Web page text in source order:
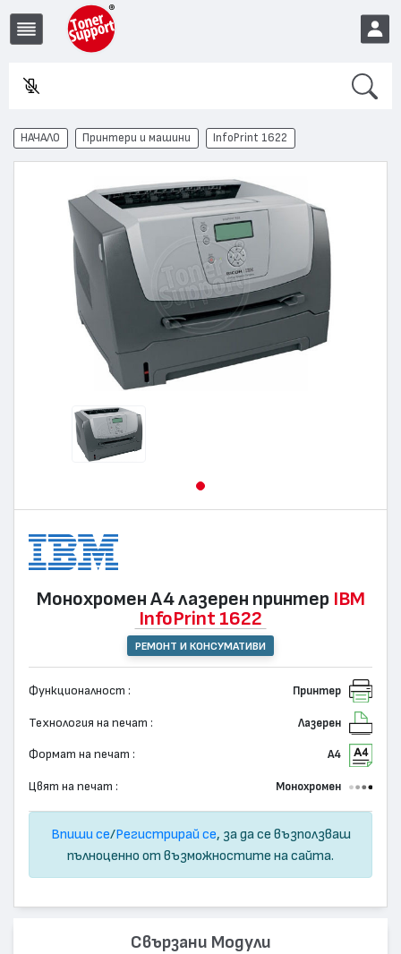
EUR
НАЧАЛО Принтери и машини InfoPrint 1622
Монохромен А4 лазерен принтер IBM
InfoPrint 1622
РЕМОНТ И КОНСУМАТИВИ
Функционалност : Принтер
Технология на печат : Лазерен
Формат на печат : А4
Цвят на печат : Монохромен
Впиши се/Регистрирай се, за да се възползваш
пълноценно от възможностите на сайта.
Свързани Модули